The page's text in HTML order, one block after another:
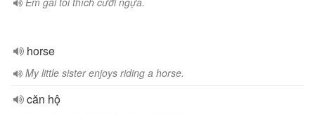
horse
My little sister enjoys riding a horse.
căn hộ